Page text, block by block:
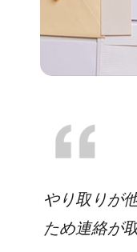
やり取りが
ため連絡が